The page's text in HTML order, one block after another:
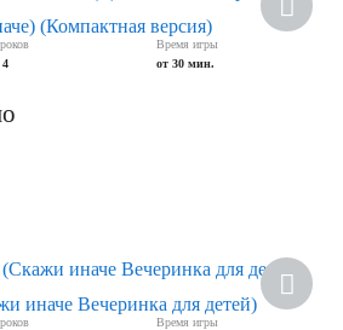
(Компактная версия)
4
Время игры
от 30 мин.
иначе Вечеринка для детей)
Время игры